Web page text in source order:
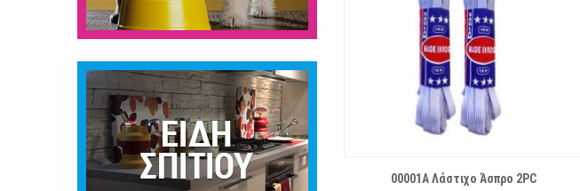
ΛΊΣΤΑ ΕΠΙΘΥΜΙΏΝ
00001Α Λάστιχο Άσπρο 2PC